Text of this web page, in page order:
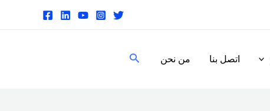
اتصل بنا من نحن البحث